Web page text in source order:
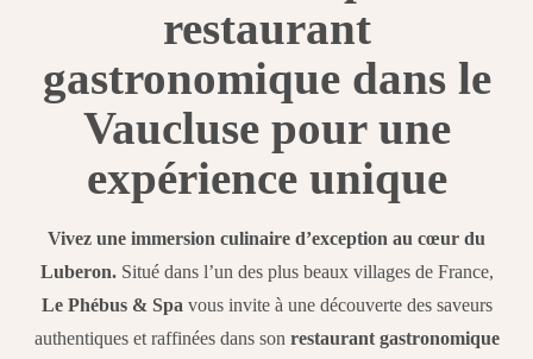
restaurant
gastronomique dans le
Vaucluse pour une
expérience unique
Vivez une immersion culinaire d’exception au cœur du
Luberon.Situé dans l’un des plus beaux villages de France,
Le Phébus & Spa vous invite à une découverte des saveurs
authentiques et raffinées dans son restaurant gastronomique